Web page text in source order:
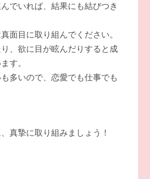
でいれば、結果にも結びつき
面目に取り組んでください。
、欲に目が眩んだりすると成
す。
多いので、恋愛でも仕事でも
真摯に取り組みましょう！